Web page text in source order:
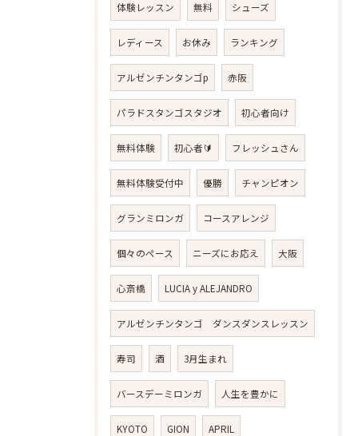
体験レッスン 無料 シューズ
レディース お休み ランキング
アルゼンチンタンゴp 赤阪
パラドスタンゴスタジオ 初心者向け
無料体験 初心者🔰 フレッシュさん
無料体験受付中 優勝 チャンピオン
グランミロンガ コースアレンジ
個々のペース ニーズにお応え 大阪
心斎橋 LUCIA y ALEJANDRO
アルゼンチンタンゴ ダンスダンスレッスン
寿司 酒 3月生まれ
バースデーミロンガ 人生を豊かに
KYOTO GION APRIL